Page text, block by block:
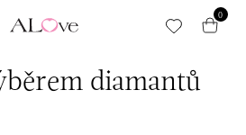
0
diamantů